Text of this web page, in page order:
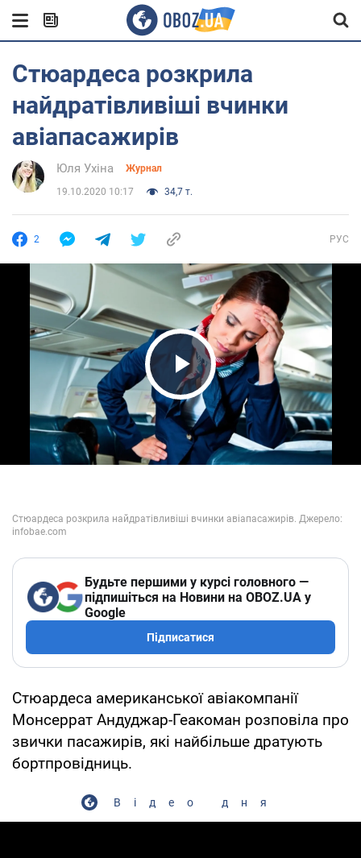
Стюардеса розкрила
найдратівливіші вчинки
авіапасажирів
Юля Ухіна Журнал
19.10.2020 10:17 34,7 т.
2 РУС
Play Video
Будьте першими у курсі головного —
підпишіться на Новини на OBOZ.UA у
Google
Підписатися
Стюардеса американської авіакомпанії
Монсеррат Андуджар-Геакоман розповіла про
звички пасажирів, які найбільше дратують
бортпровідниць.
Відео дня